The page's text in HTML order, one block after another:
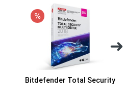
Bitdefender Total Security